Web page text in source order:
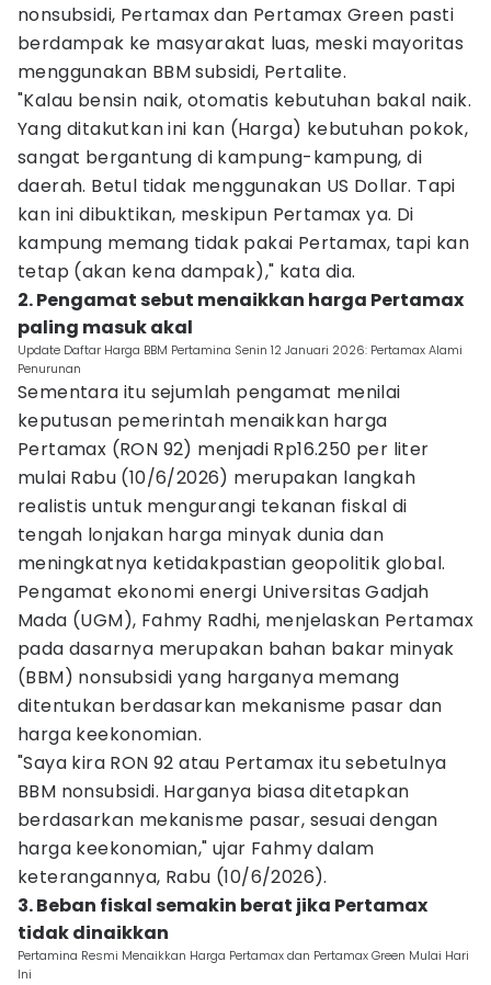
nonsubsidi, Pertamax dan Pertamax Green pasti
berdampak ke masyarakat luas, meski mayoritas
menggunakan BBM subsidi, Pertalite.
"Kalau bensin naik, otomatis kebutuhan bakal naik.
Yang ditakutkan ini kan (Harga) kebutuhan pokok,
sangat bergantung di kampung-kampung, di
daerah. Betul tidak menggunakan US Dollar. Tapi
kan ini dibuktikan, meskipun Pertamax ya. Di
kampung memang tidak pakai Pertamax, tapi kan
tetap (akan kena dampak)," kata dia.
2. Pengamat sebut menaikkan harga Pertamax
paling masuk akal
Update Daftar Harga BBM Pertamina Senin 12 Januari 2026: Pertamax Alami
Penurunan
Sementara itu sejumlah pengamat menilai
keputusan pemerintah menaikkan harga
Pertamax (RON 92) menjadi Rp16.250 per liter
mulai Rabu (10/6/2026) merupakan langkah
realistis untuk mengurangi tekanan fiskal di
tengah lonjakan harga minyak dunia dan
meningkatnya ketidakpastian geopolitik global.
Pengamat ekonomi energi Universitas Gadjah
Mada (UGM), Fahmy Radhi, menjelaskan Pertamax
pada dasarnya merupakan bahan bakar minyak
(BBM) nonsubsidi yang harganya memang
ditentukan berdasarkan mekanisme pasar dan
harga keekonomian.
"Saya kira RON 92 atau Pertamax itu sebetulnya
BBM nonsubsidi. Harganya biasa ditetapkan
berdasarkan mekanisme pasar, sesuai dengan
harga keekonomian," ujar Fahmy dalam
keterangannya, Rabu (10/6/2026).
3. Beban fiskal semakin berat jika Pertamax
tidak dinaikkan
Pertamina Resmi Menaikkan Harga Pertamax dan Pertamax Green Mulai Hari
Ini